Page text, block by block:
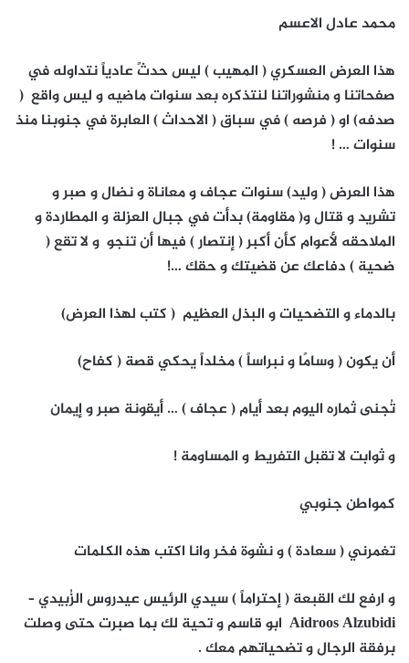
محمد عادل الاعسم
هذا العرض العسكري ( المهيب ) ليس حدثً عادياً نتداوله في
صفحاتنا و منشوراتنا لنتذكره بعد سنوات ماضيه و ليس واقع (
صدفه) او ( فرصه ) في سباق ( الاحداث ) العابرة في جنوبنا منذ
سنوات … !
هذا العرض ( وليد) سنوات عجاف و معاناة و نضال و صبر و
تشريد و قتال و( مقاومة) بدأت في جبال العزلة و المطاردة و
الملاحقه لأعوام كأن أكبر ( إنتصار ) فيها أن تنجو و لا تقع (
ضحية ) دفاعك عن قضيتك و حقك …!
بالدماء و التضحيات و البذل العظيم ( كتب لهذا العرض)
أن يكون ( وسامًا و نبراساً ) مخلداً يحكي قصة ( كفاح)
تُجنى ثماره اليوم بعد أيام ( عجاف ) … أيقونة صبر و إيمان
و ثوابت لا تقبل التفريط و المساومة !
كمواطن جنوبي
تغمرني ( سعادة ) و نشوة فخر وانا اكتب هذه الكلمات
و ارفع لك القبعة ( إحتراماً ) سيدي الرئيس عيدروس الزُبيدي –
Aidroos Alzubidi ابو قاسم و تحية لك بما صبرت حتى وصلت
برفقة الرجال و تضحياتهم معك .